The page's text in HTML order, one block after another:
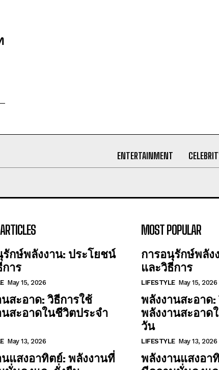
ENTERTAINMENT
รักษ์พลังงาน: ประโยชน์
าร
May 15, 2026
สะอาด: วิธีการใช้
สะอาดในชีวิตประจำ
May 13, 2026
แสงอาทิตย์: พลังงานที่
MOST POPULAR
การอนุรักษ์พลัง
และวิธีการ
LIFESTYLE May 15, 2026
พลังงานสะอาด:
พลังงานสะอาด
วัน
LIFESTYLE May 13, 2026
พลังงานแสงอา